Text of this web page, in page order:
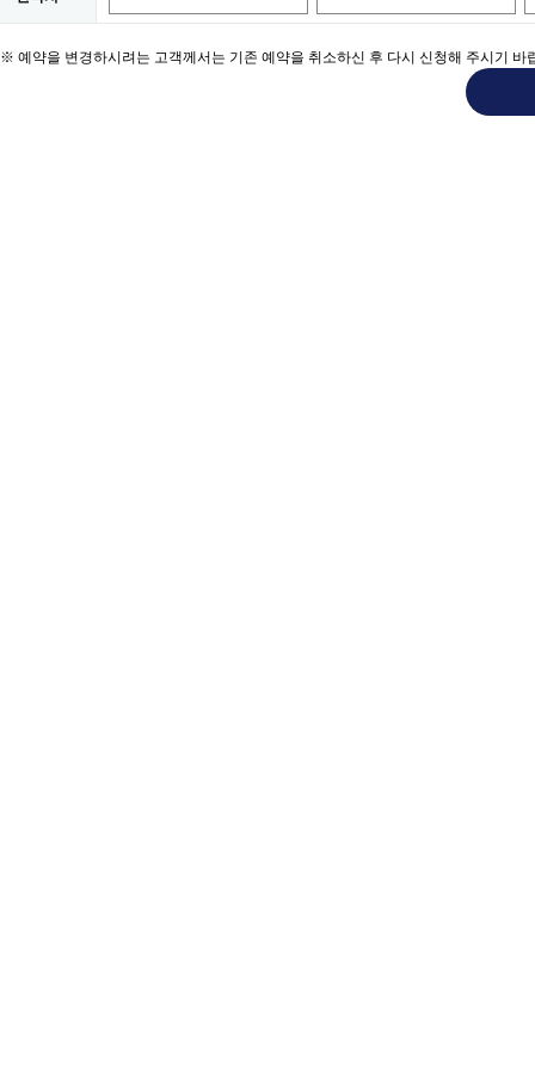
※ 예약을 변경하시려는 고객께서는 기존 예약을 취소하신 후 다시 신청해 주시기 바